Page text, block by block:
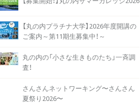
【丸の内プラチナ大学】2026年度開講の
ご案内～第11期生募集中！～
丸の内の「小さな生きものたち」一斉調
査！
さんさんネットワーキング〜さんさん
夏祭り2026〜